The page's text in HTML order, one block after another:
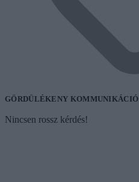
GÖRDÜLÉKENY KOMMUNIKÁCIÓ
Nincsen rossz kérdés!